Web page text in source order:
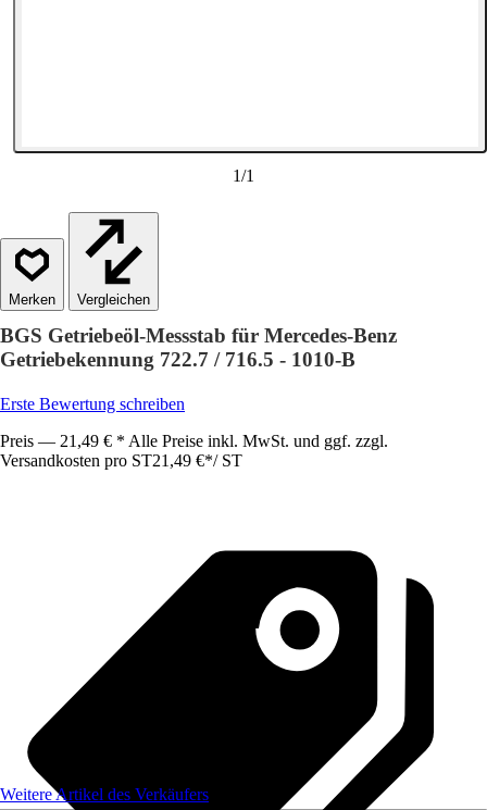
1/1
Vergleichen
BGS Getriebeöl-Messstab für Mercedes-Benz
Getriebekennung 722.7 / 716.5 - 1010-B
Erste Bewertung schreiben
Preis — 21,49 € * Alle Preise inkl. MwSt. und ggf. zzgl.
Versandkosten pro ST21,49 €*/ ST
Weitere Artikel des Verkäufers